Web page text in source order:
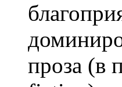
проза (в